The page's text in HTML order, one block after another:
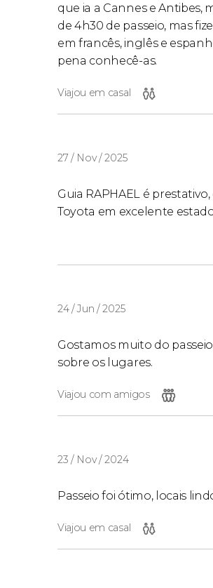
que ia a Cannes e Antibes,
de 4h30 de passeio, mas
em francês, inglês e
pena conhecê-as.
Viajou em casal
27 / Nov / 2025
Guia RAPHAEL é
Toyota em excelente
24 / Jun / 2025
Gostamos muito do
sobre os lugares.
Viajou com amigos
23 / Nov / 2024
Passeio foi ótimo, locais
Viajou em casal